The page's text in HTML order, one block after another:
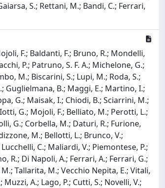
S.; Rettani, M.; Bandi, C.; Ferrari,
F.; Baldanti, F.; Bruno, R.; Mondelli,
P.; Patruno, S. F. A.; Michelone, G.;
M.; Biscarini, S.; Lupi, M.; Roda, S.;
Guglielmana, B.; Maggi, E.; Martino, I.;
G.; Maisak, I.; Chiodi, B.; Sciarrini, M.;
G.; Mojoli, F.; Belliato, M.; Perotti, L.;
G.; Corbella, M.; Daturi, R.; Furione,
M.; Bellotti, L.; Brunco, V.;
C.; Maliardi, V.; Piemontese, P.;
R.; Di Napoli, A.; Ferrari, A.; Ferrari, G.;
Tallarita, M.; Vecchio Nepita, E.; Vitali,
A.; Lago, P.; Cutti, S.; Novelli, V.;